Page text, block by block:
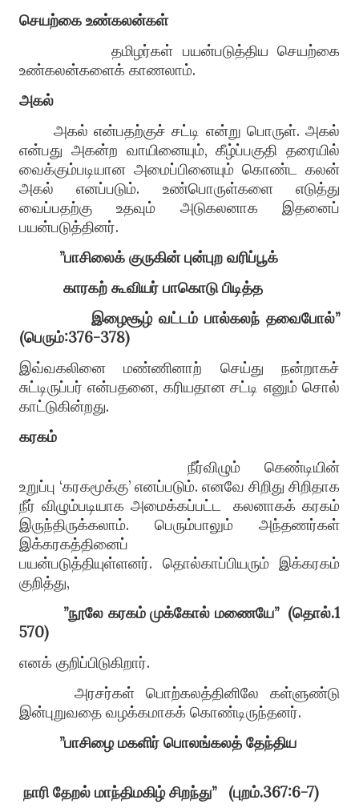
செயற்கை உண்கலன்கள்
தமிழர்கள் பயன்படுத்திய செயற்கை
உண்கலன்களைக் காணலாம்.
அகல்
அகல் என்பதற்குச் சட்டி என்று பொருள்.அகல்
என்பது அகன்ற வாயினையும்,கீழ்ப்பகுதி தரையில்
வைக்கும்படியான அமைப்பினையும் கொண்ட கலன்
அகல் எனப்படும். உண்பொருள்களை எடுத்து
வைப்பதற்கு உதவும் அடுகலனாக இதனைப்
பயன்படுத்தினர்.
”பாசிலைக் குருகின் புன்புற வரிப்பூக்
காரகற் கூவியர் பாகொடு பிடித்த
இழைசூழ் வட்டம் பால்கலந் தவைபோல்”
(பெரும்:376-378)
இவ்வகலினை மண்ணினாற் செய்து நன்றாகச்
சுட்டிருப்பர் என்பதனை, கரியதான சட்டி எனும் சொல்
காட்டுகின்றது.
கரகம்
நீர்விழும் கெண்டியின்
உறுப்பு ‘கரகமூக்கு’ எனப்படும். எனவே சிறிது சிறிதாக
நீர் விழும்படியாக அமைக்கப்பட்ட
கலனாகக் கரகம்
இருந்திருக்கலாம். பெரும்பாலும் அந்தணர்கள்
இக்கரகத்தினைப்
பயன்படுத்தியுள்ளனர். தொல்காப்பியரும் இக்கரகம்
குறித்து,
”நூலே கரகம் முக்கோல் மணையே” (தொல்.1
570)
எனக் குறிப்பிடுகிறார்.
அரசர்கள் பொற்கலத்தினிலே கள்ளுண்டு
இன்புறுவதை வழக்கமாகக் கொண்டிருந்தனர்.
”பாசிழை மகளிர் பொலங்கலத் தேந்திய
நாரி தேறல் மாந்திமகிழ் சிறந்து” (புறம்.367:6-7)